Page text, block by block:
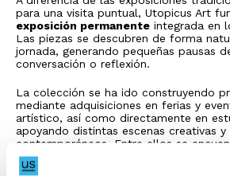
para una visita puntual, Utopicus Art
exposición permanente integrada en
Las piezas se descubren de forma
jornada, generando pequeñas pausas
conversación o reflexión.
La colección se ha ido construyendo
mediante adquisiciones en ferias y
artístico, así como directamente en
apoyando distintas escenas creativas y
contemporáneos. Entre ellos se
Teresa Solar
artistas con presencia habitual en